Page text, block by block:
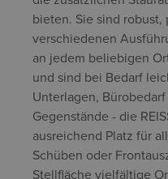
bieten. Sie sind
verschiedenen
an jedem beliebigen
und sind bei Bedarf
Unterlagen,
Gegenstände - die
ausreichend Platz für
Schüben oder
Stellfläche vielfältige